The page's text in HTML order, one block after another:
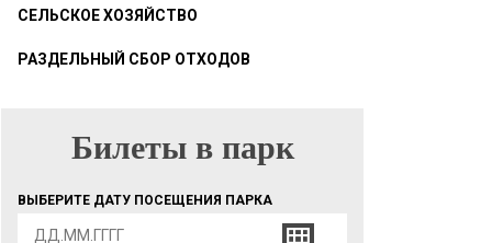
СЕЛЬСКОЕ ХОЗЯЙСТВО
РАЗДЕЛЬНЫЙ СБОР ОТХОДОВ
БИЛЕТЫ В ПАРК
Билеты в парк
ВЫБЕРИТЕ ДАТУ ПОСЕЩЕНИЯ ПАРКА